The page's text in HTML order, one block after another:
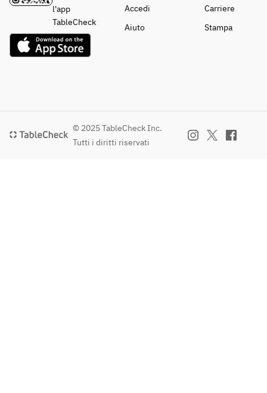
l'app
TableCheck
Accedi
Aiuto
Carriere
Stampa
© 2025 TableCheck Inc.
Tutti i diritti riservati